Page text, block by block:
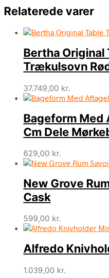
Relaterede varer
Bertha Original
Trækulsovn
37.749,00 kr.
Bageform Med
Cm Dele
629,00 kr.
New Grove
Cask
599,00 kr.
Alfredo
1.039,00 kr.